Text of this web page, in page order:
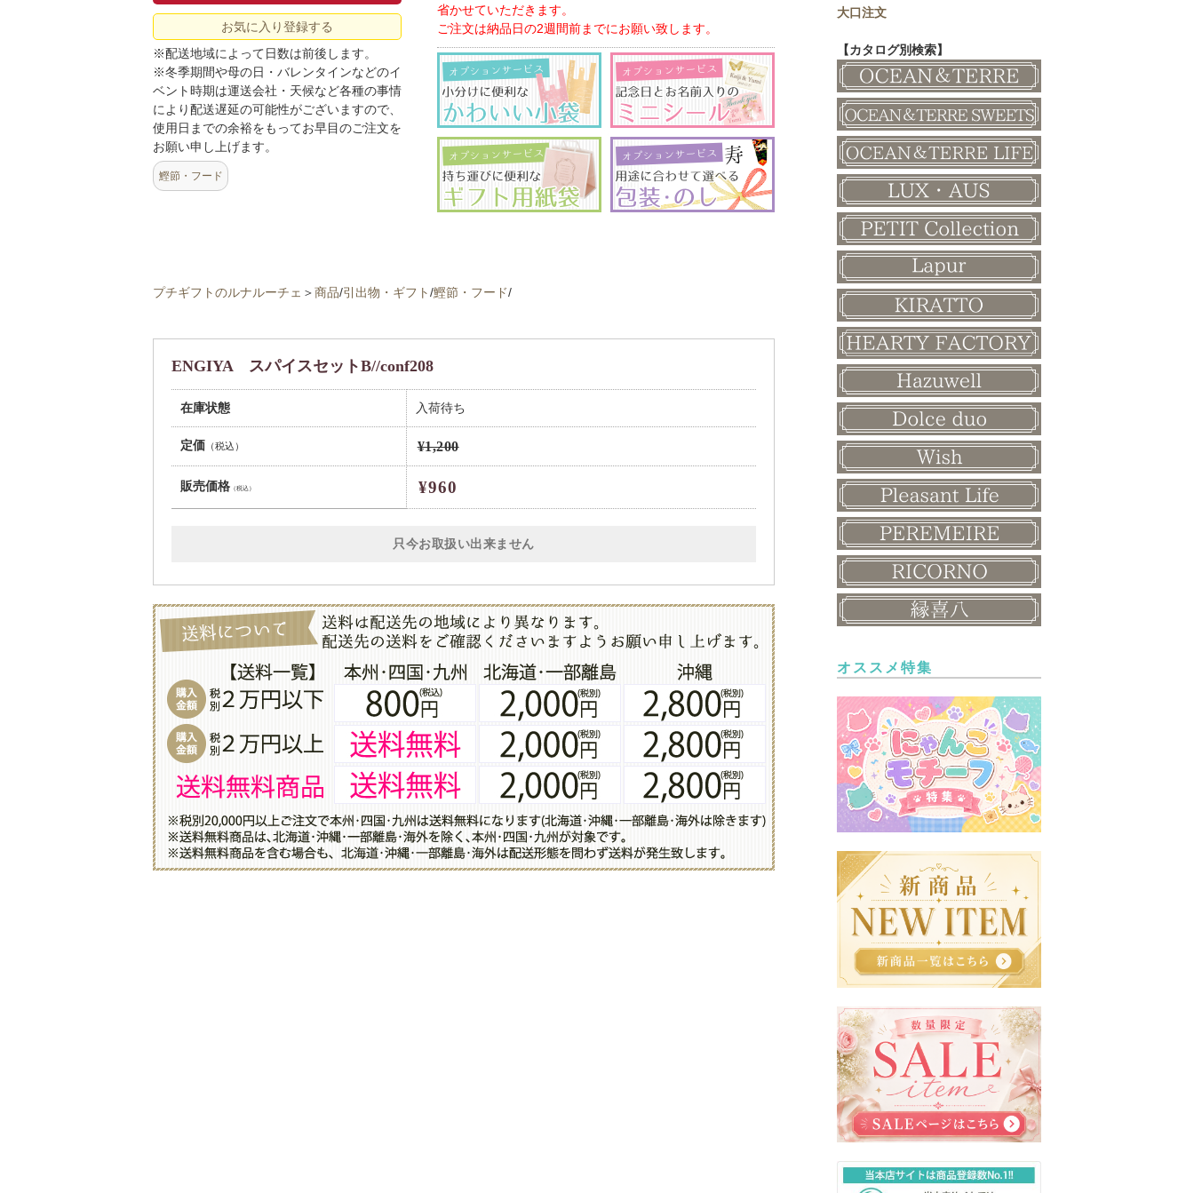
お気に入り登録する
※配送地域によって日数は前後します。
※冬季期間や母の日・バレンタインなどのイ
ベント時期は運送会社・天候など各種の事情
により配送遅延の可能性がございますので、
使用日までの余裕をもってお早目のご注文を
お願い申し上げます。
鰹節・フード
省かせていただきます。
ご注文は納品日の2週間前までにお願い致します。
プチギフトのルナルーチェ ＞商品/引出物・ギフト/鰹節・フード/
ENGIYA スパイスセットB//conf208
在庫状態 入荷待ち
定価 （税込） ¥1,200
販売価格（税込） ¥960
只今お取扱い出来ません
和風プチギフト
その他
似顔絵
和風ボード
結婚証明書
その他
クローバー
クリスマス
バレンタイン
ホワイトデー
母の日
父の日
敬老の日
即日お急ぎ発送
数量限定・特価商品
大口注文
【カタログ別検索】
オススメ特集